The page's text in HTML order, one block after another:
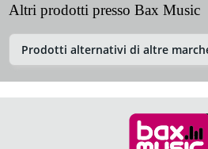
Altri prodotti presso Bax Music
Prodotti alternativi di altre